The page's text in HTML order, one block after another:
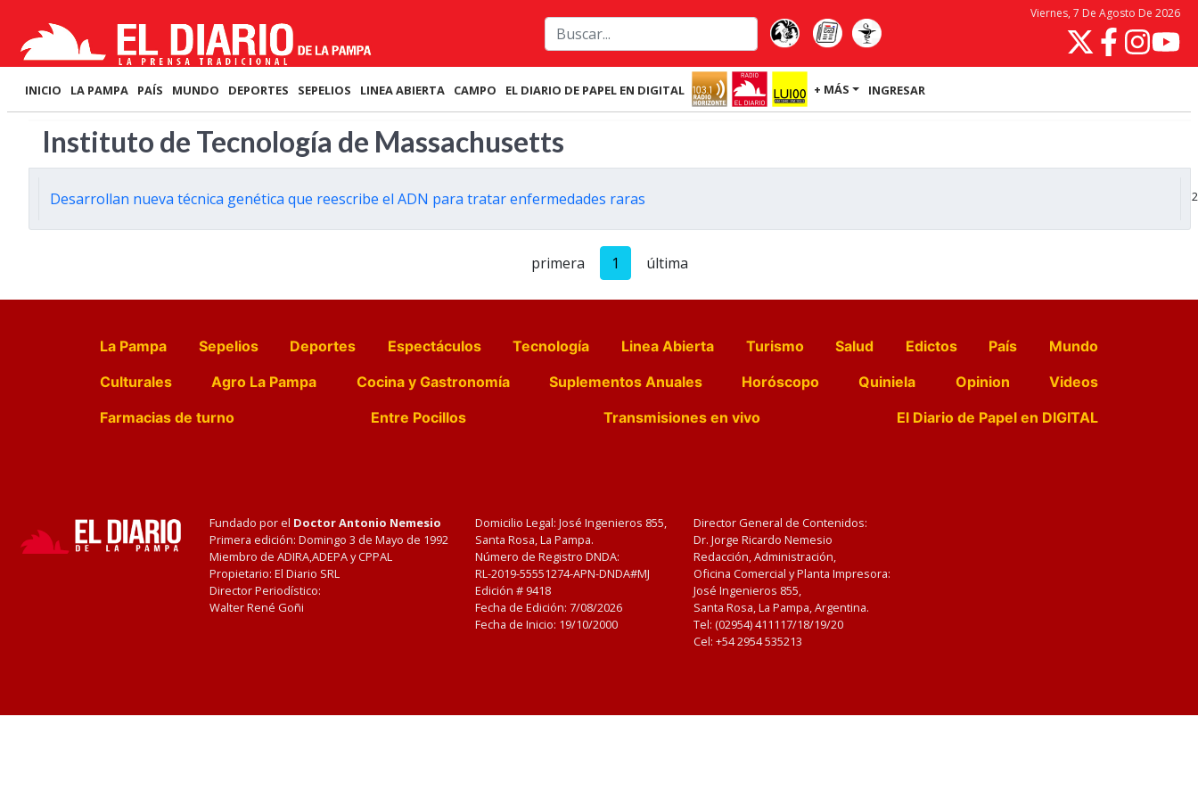
Viernes, 7 De Agosto De 2026
INICIO LA PAMPA PAÍS MUNDO DEPORTES SEPELIOS LINEA ABIERTA CAMPO EL DIARIO DE PAPEL EN DIGITAL + MÁS INGRESAR
Instituto de Tecnología de Massachusetts
Desarrollan nueva técnica genética que reescribe el ADN para tratar enfermedades raras
primera 1 última
La Pampa Sepelios Deportes Espectáculos Tecnología Linea Abierta Turismo Salud Edictos País
Mundo
Culturales
Agro La Pampa Cocina y Gastronomía Suplementos Anuales Horóscopo Quiniela Opinion
Videos
Farmacias de turno
Entre Pocillos Transmisiones en vivo El Diario de Papel en DIGITAL
Fundado por el Doctor Antonio Nemesio
Primera edición: Domingo 3 de Mayo de 1992
Miembro de ADIRA,ADEPA y CPPAL
Propietario: El Diario SRL
Director Periodístico:
Walter René Goñi
Domicilio Legal: José Ingenieros 855,
Santa Rosa, La Pampa.
Número de Registro DNDA:
RL-2019-55551274-APN-DNDA#MJ
Edición # 9418
Fecha de Edición: 7/08/2026
Fecha de Inicio: 19/10/2000
Director General de Contenidos:
Dr. Jorge Ricardo Nemesio
Redacción, Administración,
Oficina Comercial y Planta Impresora:
José Ingenieros 855,
Santa Rosa, La Pampa, Argentina.
Tel: (02954) 411117/18/19/20
Cel: +54 2954 535213